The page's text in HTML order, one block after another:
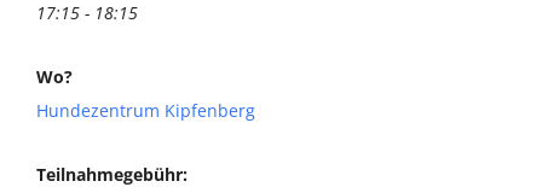
Unsere Shops
Ernährungsberatung
17:15 - 18:15
Wo?
Hundezentrum Kipfenberg
Teilnahmegebühr: